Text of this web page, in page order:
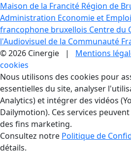
Maison de la Francité Région de
Administration Economie et Emploi
francophone bruxellois Centre du
l'Audiovisuel de la Communauté
© 2026 Cinergie | Mentions
cookies
Gestion des Cookies
Nous utilisons des cookies pour
essentielles du site, analyser
Analytics) et intégrer des vidéos
Dailymotion). Ces services
des fins marketing.
Consultez notre Politique de
détails.